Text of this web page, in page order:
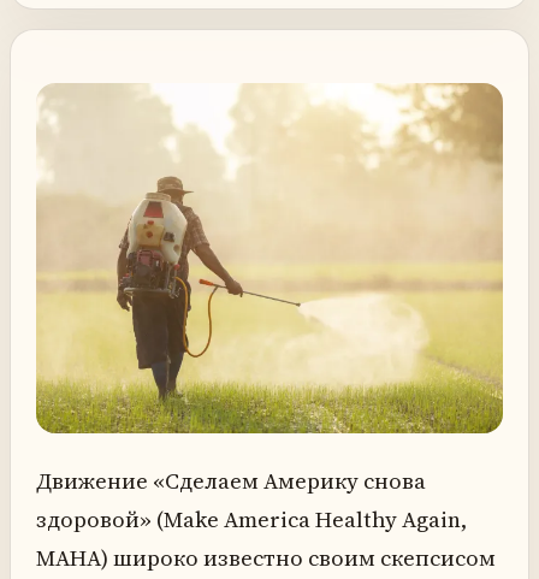
Движение «Сделаем Америку снова
здоровой» (Make America Healthy Again,
MAHA) широко известно своим скепсисом